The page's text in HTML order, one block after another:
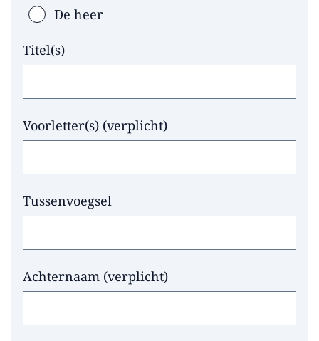
De heer
Titel(s)
Voorletter(s) (verplicht)
Tussenvoegsel
Achternaam (verplicht)